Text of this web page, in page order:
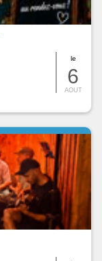
le
6
AOUT